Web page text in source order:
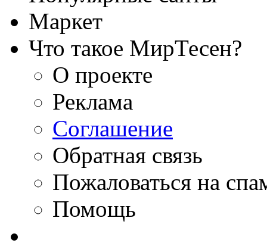
Маркет
Что такое МирТесен?
О проекте
Реклама
Соглашение
Обратная связь
Пожаловаться на
Помощь